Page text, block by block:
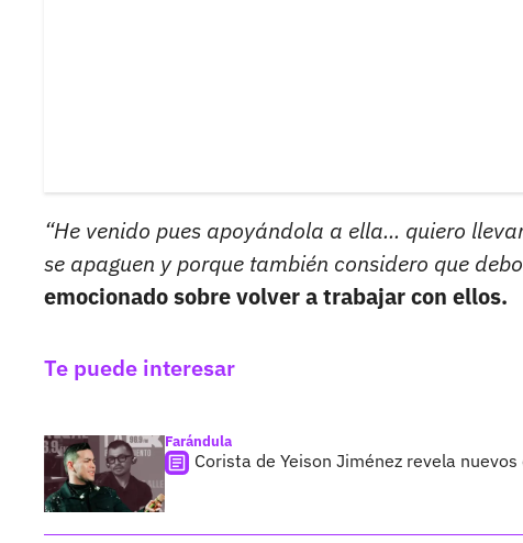
“He venido pues apoyándola a ella... quiero
se apaguen y porque también considero que
emocionado sobre volver a trabajar con ellos.
Te puede interesar
Farándula
Corista de Yeison Jiménez revela